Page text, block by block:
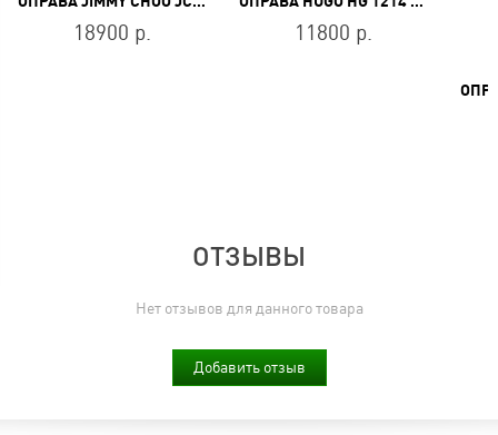
18900 р. 11800 р.
ОТЗЫВЫ
Нет отзывов для данного товара
Добавить отзыв